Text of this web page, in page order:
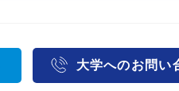
大学へのお問い